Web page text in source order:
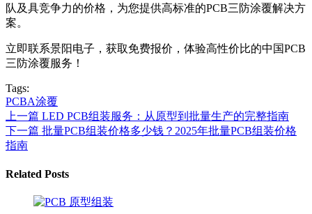
队及具竞争力的价格，为您提供高标准的PCB三防涂覆解决方
案。
立即联系景阳电子，获取免费报价，体验高性价比的中国PCB
三防涂覆服务！
Tags:
PCBA涂覆
上一篇 LED PCB组装服务：从原型到批量生产的完整指南
下一篇 批量PCB组装价格多少钱？2025年批量PCB组装价格
指南
Related Posts